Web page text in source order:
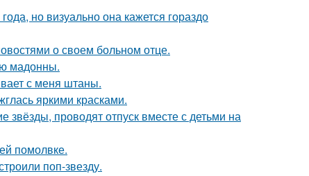
но визуально она кажется гораздо
о своем больном отце.
мадонны.
с меня штаны.
яркими красками.
звёзды, проводят отпуск вместе с детьми на
помолвке.
поп-звезду.